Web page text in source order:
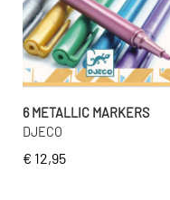
6 METALLIC MARKERS
DJECO
€ 12,95